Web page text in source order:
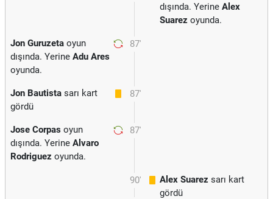
dışında. Yerine Alex
Suarez oyunda.
87'
Jon Guruzeta oyun
dışında. Yerine Adu Ares
oyunda.
87'
Jon Bautista sarı kart
gördü
87'
Jose Corpas oyun
dışında. Yerine Alvaro
Rodriguez oyunda.
90' Alex Suarez sarı kart
gördü